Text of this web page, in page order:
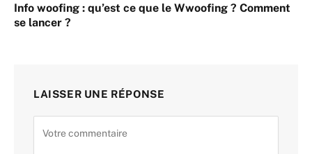
Info woofing : qu’est ce que le Wwoofing ? Comment
se lancer ?
LAISSER UNE RÉPONSE